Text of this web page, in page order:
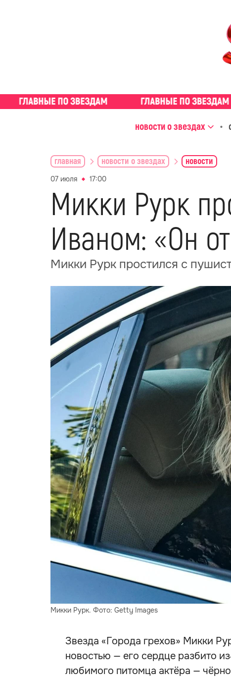
новости о звездах
главная новости о звездах новости
07 июля 17:00
Микки Рурк
Иваном: «Он
Микки Рурк простился с
Микки Рурк. Фото: Getty Images
Звезда «Города грехов» Микки
новостью — его сердце разбито
любимого питомца актёра —